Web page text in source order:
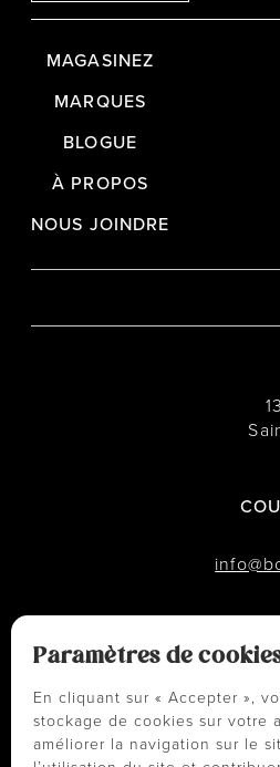
MAGASINEZ
MARQUES
BLOGUE
À PROPOS
NOUS JOINDRE
Des conseils ? Les
Paramètres de
En cliquant sur « Accepter »,
stockage de cookies sur votre
améliorer la navigation sur le